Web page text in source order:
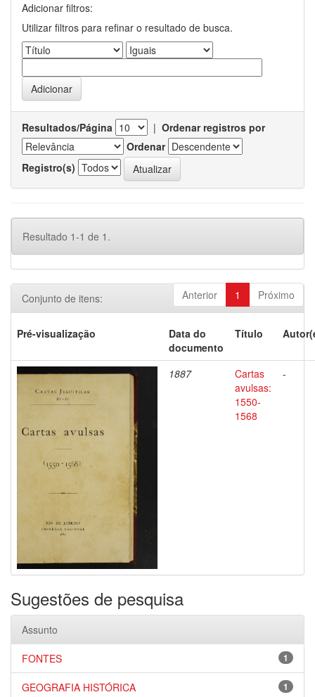
Adicionar filtros:
Utilizar filtros para refinar o resultado de busca.
Resultados/Página | Ordenar registros por
Ordenar
Registro(s)
Resultado 1-1 de 1.
Anterior 1 Próximo
Conjunto de itens:
Pré-visualização
Data do
documento
Título
1887
Cartas
avulsas:
1550-
1568
-
Sugestões de pesquisa
Assunto
1
FONTES
1
GEOGRAFIA HISTÓRICA